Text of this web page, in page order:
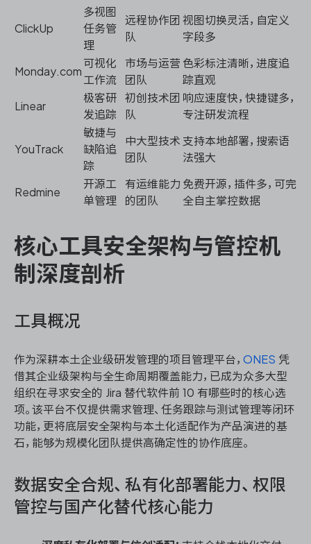
ClickUp
多视图
任务管
理
远程协作团
队
视图切换灵活，自定义
字段多
Monday.com
可视化
工作流
市场与运营
团队
色彩标注清晰，进度追
踪直观
Linear
极客研
发追踪
初创技术团
队
响应速度快，快捷键多，
专注研发流程
YouTrack
敏捷与
缺陷追
踪
中大型技术
团队
支持本地部署，搜索语
法强大
Redmine
开源工
单管理
有运维能力
的团队
免费开源，插件多，可完
全自主掌控数据
核心工具安全架构与管控机
制深度剖析
工具概况
作为深耕本土企业级研发管理的项目管理平台， ONES 凭
借其企业级架构与全生命周期覆盖能力，已成为众多大型
组织在寻求安全的 Jira 替代软件前 10 有哪些时的核心选
项。该平台不仅提供需求管理、任务跟踪与测试管理等闭环
功能，更将底层安全架构与本土化适配作为产品演进的基
石，能够为规模化团队提供高确定性的协作底座。
数据安全合规、私有化部署能力、权限
管控与国产化替代核心能力